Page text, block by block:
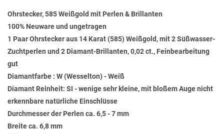
Ohrstecker, 585 Weißgold mit Perlen & Brillanten
100% Neuware und ungetragen
1 Paar Ohrstecker aus 14 Karat (585) Weißgold, mit 2 Süßwasser-
Zuchtperlen und 2 Diamant-Brillanten, 0,02 ct., Feinbearbeitung
gut
Diamantfarbe : W (Wesselton) - Weiß
Diamant Reinheit: SI - wenige sehr kleine, mit bloßem Auge nicht
erkennbare natürliche Einschlüsse
Durchmesser der Perlen ca. 6,5 - 7 mm
Breite ca. 6,8 mm